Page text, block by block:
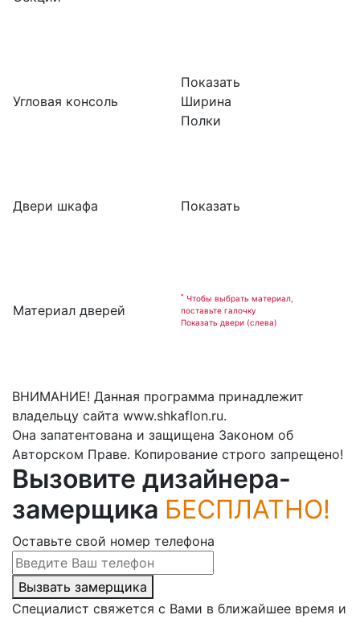
Угловая консоль
Двери шкафа
Материал дверей
Показать
Ширина
Полки
Показать
* Чтобы выбрать материал,
поставьте галочку
Показать двери (слева)
ВНИМАНИЕ! Данная программа принадлежит
владельцу сайта www.shkaflon.ru.
Она запатентована и защищена Законом об
Авторском Праве. Копирование строго запрещено!
Вызовите дизайнера-
замерщика БЕСПЛАТНО!
Оставьте свой номер телефона
Вызвать замерщика
Специалист свяжется с Вами в ближайшее время и